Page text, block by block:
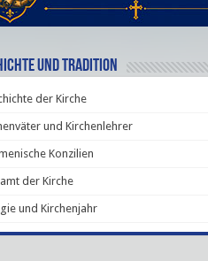
und Tradition
der Kirche
und Kirchenlehrer
Konzilien
der Kirche
und Kirchenjahr